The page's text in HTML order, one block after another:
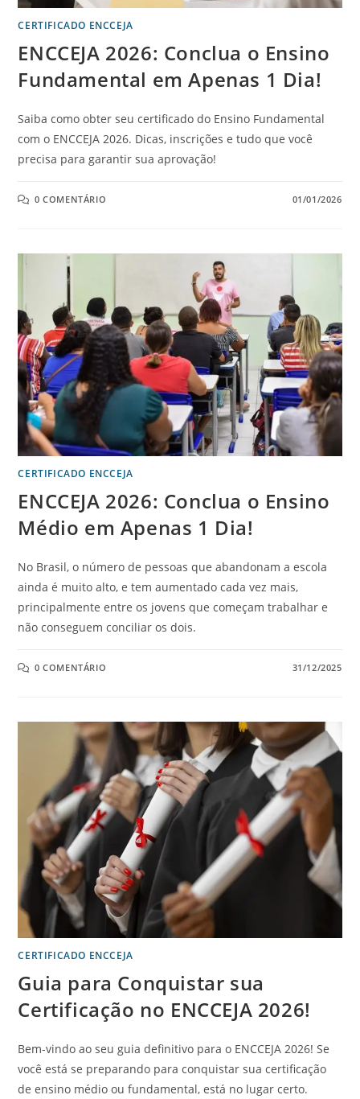
CERTIFICADO ENCCEJA
ENCCEJA 2026: Conclua o Ensino
Fundamental em Apenas 1 Dia!
Saiba como obter seu certificado do Ensino Fundamental
com o ENCCEJA 2026. Dicas, inscrições e tudo que você
precisa para garantir sua aprovação!
0 COMENTÁRIO 01/01/2026
CERTIFICADO ENCCEJA
ENCCEJA 2026: Conclua o Ensino
Médio em Apenas 1 Dia!
No Brasil, o número de pessoas que abandonam a escola
ainda é muito alto, e tem aumentado cada vez mais,
principalmente entre os jovens que começam trabalhar e
não conseguem conciliar os dois.
0 COMENTÁRIO 31/12/2025
CERTIFICADO ENCCEJA
Guia para Conquistar sua
Certificação no ENCCEJA 2026!
Bem-vindo ao seu guia definitivo para o ENCCEJA 2026! Se
você está se preparando para conquistar sua certificação
de ensino médio ou fundamental, está no lugar certo.